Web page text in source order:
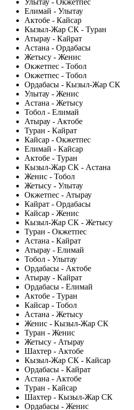
Улытау - Окжетпес
Елимай - Улытау
Актобе - Кайсар
Кызыл-Жар СК - Туран
Атырау - Кайрат
Астана - Ордабасы
Жетысу - Женис
Окжетпес - Тобол
Окжетпес - Тобол
Ордабасы - Кызыл-Жар СК
Улытау - Женис
Астана - Жетысу
Тобол - Елимай
Атырау - Актобе
Туран - Кайрат
Кайсар - Окжетпес
Елимай - Кайсар
Актобе - Туран
Кызыл-Жар СК - Астана
Женис - Тобол
Жетысу - Улытау
Окжетпес - Атырау
Кайрат - Ордабасы
Кайсар - Женис
Кызыл-Жар СК - Жетысу
Туран - Окжетпес
Астана - Кайрат
Атырау - Елимай
Тобол - Улытау
Ордабасы - Актобе
Атырау - Кайрат
Ордабасы - Елимай
Актобе - Туран
Кайсар - Тобол
Астана - Жетысу
Женис - Кызыл-Жар СК
Туран - Женис
Жетысу - Атырау
Шахтер - Актобе
Кызыл-Жар СК - Кайсар
Ордабасы - Кайрат
Астана - Актобе
Туран - Кайсар
Шахтер - Кызыл-Жар СК
Ордабасы - Женис